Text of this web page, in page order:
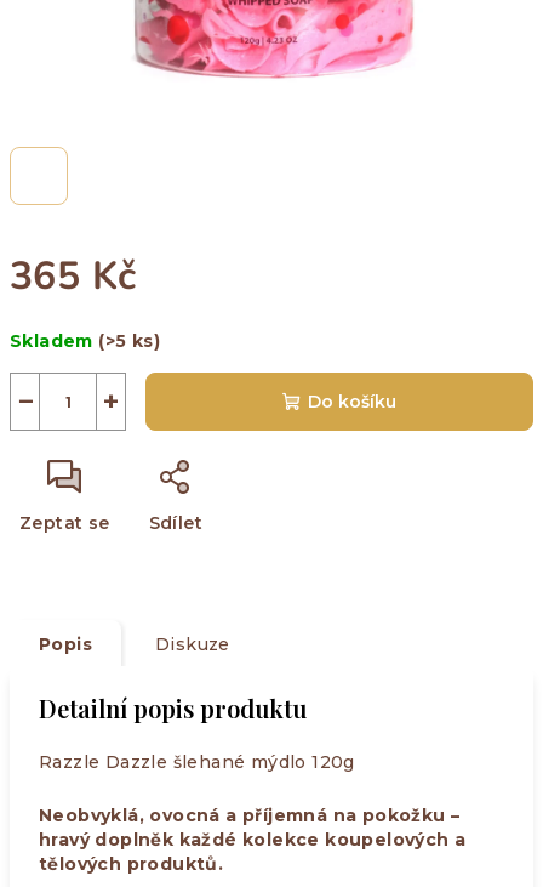
365 Kč
cena:
Skladem (>5 ks)
+
− Do košíku
Zeptat se Sdílet
Popis Diskuze
Detailní popis produktu
Razzle Dazzle šlehané mýdlo 120g
Neobvyklá, ovocná a příjemná na pokožku –
hravý doplněk každé kolekce koupelových a
tělových produktů.